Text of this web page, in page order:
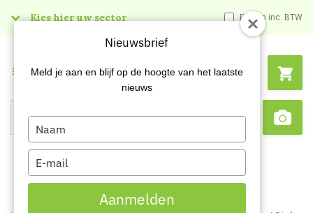
Kies hier uw sector Prijzen inc. BTW
Search
Menu
Nieuwsbrief
Meld je aan en blijf op de hoogte van het laatste
nieuws
Type
your
name
Type
your
email
Aanmelden